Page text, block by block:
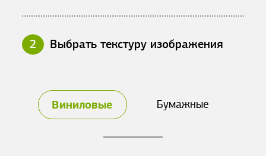
2 Выбрать текстуру изображения
Виниловые Бумажные